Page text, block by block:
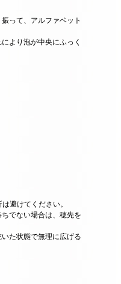
って、アルファベット
より泡が中央にふっく
避けてください。
でない場合は、穂先を
た状態で無理に広げる